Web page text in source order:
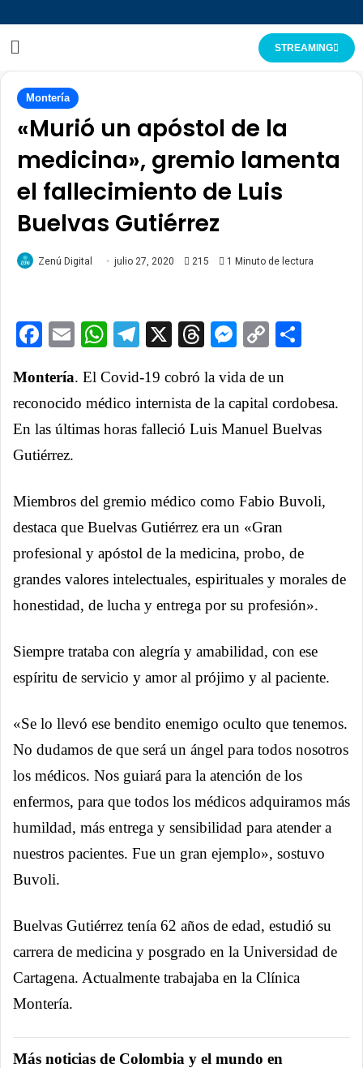
STREAMING
Montería
«Murió un apóstol de la
medicina», gremio lamenta
el fallecimiento de Luis
Buelvas Gutiérrez
Zenú Digital julio 27, 2020 215 1 Minuto de lectura
Facebook
EmailWhatsApp
Telegram
X ThreadsCopy
Montería. El Covid-19 cobró la vida de un
reconocido médico internista de la capital cordobesa.
En las últimas horas falleció Luis Manuel Buelvas
Gutiérrez.
Miembros del gremio médico como Fabio Buvoli,
destaca que Buelvas Gutiérrez era un «Gran
profesional y apóstol de la medicina, probo, de
grandes valores intelectuales, espirituales y morales de
honestidad, de lucha y entrega por su profesión».
Siempre trataba con alegría y amabilidad, con ese
espíritu de servicio y amor al prójimo y al paciente.
«Se lo llevó ese bendito enemigo oculto que tenemos.
No dudamos de que será un ángel para todos nosotros
los médicos. Nos guiará para la atención de los
enfermos, para que todos los médicos adquiramos más
humildad, más entrega y sensibilidad para atender a
nuestros pacientes. Fue un gran ejemplo», sostuvo
Buvoli.
Buelvas Gutiérrez tenía 62 años de edad, estudió su
carrera de medicina y posgrado en la Universidad de
Cartagena. Actualmente trabajaba en la Clínica
Montería.
Más noticias de Colombia y el mundo en